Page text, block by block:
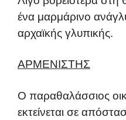
ένα μαρμάρινο
αρχαϊκής γλυπικής.
ΑΡΜΕΝΙΣΤΗΣ
Ο παραθαλάσσιος
εκτείνεται σε